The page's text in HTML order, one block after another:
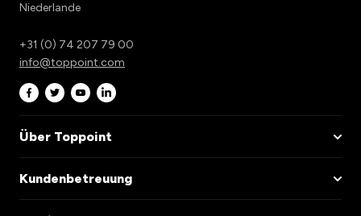
Niederlande
+31 (0) 74 207 79 00
info@toppoint.com
Über Toppoint
Kundenbetreuung